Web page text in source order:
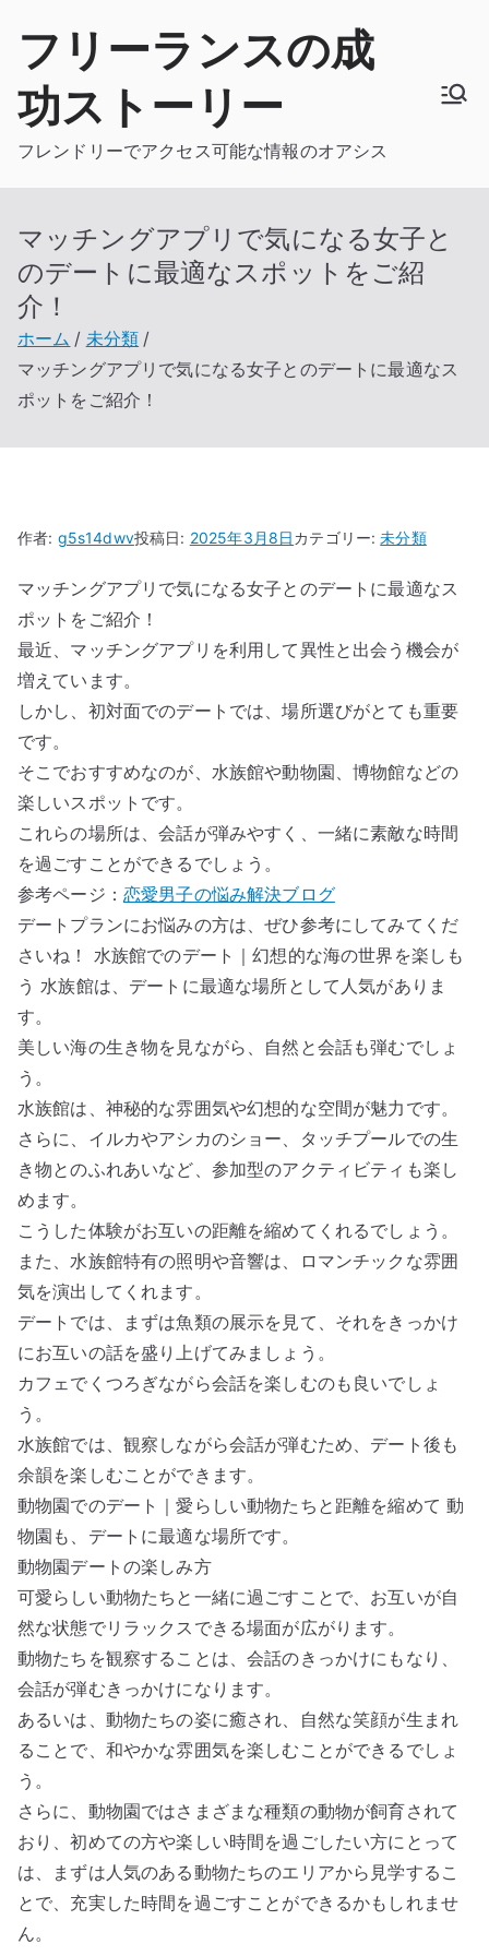
フリーランスの成
功ストーリー
フレンドリーでアクセス可能な情報のオアシス
マッチングアプリで気になる女子と
のデートに最適なスポットをご紹
介！
ホーム
未分類
マッチングアプリで気になる女子とのデートに最適なス
ポットをご紹介！
作者: g5s14dwv投稿日: 2025年3月8日カテゴリー:未分類
マッチングアプリで気になる女子とのデートに最適なス
ポットをご紹介！
最近、マッチングアプリを利用して異性と出会う機会が
増えています。
しかし、初対面でのデートでは、場所選びがとても重要
です。
そこでおすすめなのが、水族館や動物園、博物館などの
楽しいスポットです。
これらの場所は、会話が弾みやすく、一緒に素敵な時間
を過ごすことができるでしょう。
参考ページ： 恋愛男子の悩み解決ブログ
デートプランにお悩みの方は、ぜひ参考にしてみてくだ
さいね！ 水族館でのデート｜幻想的な海の世界を楽しも
う 水族館は、デートに最適な場所として人気がありま
す。
美しい海の生き物を見ながら、自然と会話も弾むでしょ
う。
水族館は、神秘的な雰囲気や幻想的な空間が魅力です。
さらに、イルカやアシカのショー、タッチプールでの生
き物とのふれあいなど、参加型のアクティビティも楽し
めます。
こうした体験がお互いの距離を縮めてくれるでしょう。
また、水族館特有の照明や音響は、ロマンチックな雰囲
気を演出してくれます。
デートでは、まずは魚類の展示を見て、それをきっかけ
にお互いの話を盛り上げてみましょう。
カフェでくつろぎながら会話を楽しむのも良いでしょ
う。
水族館では、観察しながら会話が弾むため、デート後も
余韻を楽しむことができます。
動物園でのデート｜愛らしい動物たちと距離を縮めて 動
物園も、デートに最適な場所です。
動物園デートの楽しみ方
可愛らしい動物たちと一緒に過ごすことで、お互いが自
然な状態でリラックスできる場面が広がります。
動物たちを観察することは、会話のきっかけにもなり、
会話が弾むきっかけになります。
あるいは、動物たちの姿に癒され、自然な笑顔が生まれ
ることで、和やかな雰囲気を楽しむことができるでしょ
う。
さらに、動物園ではさまざまな種類の動物が飼育されて
おり、初めての方や楽しい時間を過ごしたい方にとって
は、まずは人気のある動物たちのエリアから見学するこ
とで、充実した時間を過ごすことができるかもしれませ
ん。